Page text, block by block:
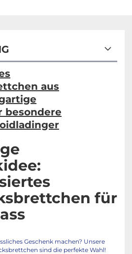
aus
besondere
für
Geschenk machen? Unsere
sind die perfekte Wahl!